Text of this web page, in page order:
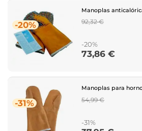
-20%
Manoplas
Regular
92,32 €
-20%
Price
73,86 €
-31%
Manoplas para
Regular
54,99 €
-31%